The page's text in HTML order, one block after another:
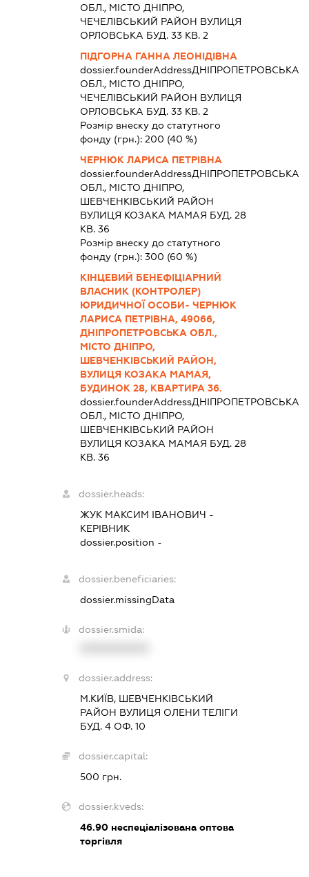
ОБЛ., МІСТО ДНІПРО,
ЧЕЧЕЛІВСЬКИЙ РАЙОН ВУЛИЦЯ
ОРЛОВСЬКА БУД. 33 КВ. 2
ПІДГОРНА ГАННА ЛЕОНІДІВНА
dossier.founderAddressДНІПРОПЕТРОВСЬКА
ОБЛ., МІСТО ДНІПРО,
ЧЕЧЕЛІВСЬКИЙ РАЙОН ВУЛИЦЯ
ОРЛОВСЬКА БУД. 33 КВ. 2
Розмір внеску до статутного
фонду (грн.): 200 (40 %)
ЧЕРНЮК ЛАРИСА ПЕТРІВНА
dossier.founderAddressДНІПРОПЕТРОВСЬКА
ОБЛ., МІСТО ДНІПРО,
ШЕВЧЕНКІВСЬКИЙ РАЙОН
ВУЛИЦЯ КОЗАКА МАМАЯ БУД. 28
КВ. 36
Розмір внеску до статутного
фонду (грн.): 300 (60 %)
КІНЦЕВИЙ БЕНЕФІЦІАРНИЙ
ВЛАСНИК (КОНТРОЛЕР)
ЮРИДИЧНОЇ ОСОБИ- ЧЕРНЮК
ЛАРИСА ПЕТРІВНА, 49066,
ДНІПРОПЕТРОВСЬКА ОБЛ.,
МІСТО ДНІПРО,
ШЕВЧЕНКІВСЬКИЙ РАЙОН,
ВУЛИЦЯ КОЗАКА МАМАЯ,
БУДИНОК 28, КВАРТИРА 36.
dossier.founderAddressДНІПРОПЕТРОВСЬКА
ОБЛ., МІСТО ДНІПРО,
ШЕВЧЕНКІВСЬКИЙ РАЙОН
ВУЛИЦЯ КОЗАКА МАМАЯ БУД. 28
КВ. 36
dossier.heads:
ЖУК МАКСИМ ІВАНОВИЧ -
КЕРІВНИК
dossier.position -
dossier.beneficiaries:
dossier.missingData
dossier.smida:
dossier.address:
М.КИЇВ, ШЕВЧЕНКІВСЬКИЙ
РАЙОН ВУЛИЦЯ ОЛЕНИ ТЕЛІГИ
БУД. 4 ОФ. 10
dossier.capital:
500 грн.
dossier.kveds:
46.90неспеціалізована оптова
торгівля